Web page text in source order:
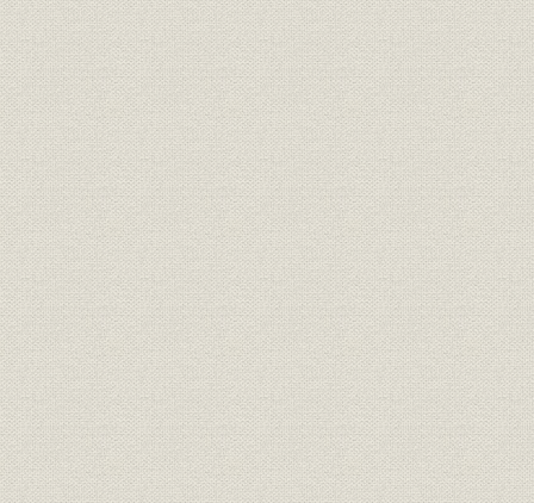
役員
全国銀行協会連合会歴代会長・
副会長一覧
昭和20年9
役員
東京銀行協会歴代会長・副会長
一覧
役員 歴代一般委員会委員長一覧 昭和31年
組織
委員会組織 全国銀行協会連合会
委員会
平成8年4
組織 委員会組織 東京銀行協会委員会 平成8年4
組織;沿革 委員会組織の変遷 昭和20年~
規則 全国銀行協会連合会規約
定款 東京銀行協会定款
昭和20年9
3月末現在